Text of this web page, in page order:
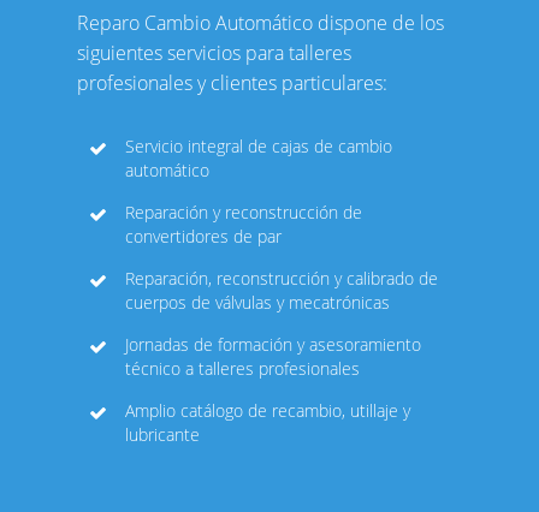
Reparo Cambio Automático dispone de los
siguientes servicios para talleres
profesionales y clientes particulares:
Servicio integral de cajas de cambio
automático
Reparación y reconstrucción de
convertidores de par
Reparación, reconstrucción y calibrado de
cuerpos de válvulas y mecatrónicas
Jornadas de formación y asesoramiento
técnico a talleres profesionales
Amplio catálogo de recambio, utillaje y
lubricante